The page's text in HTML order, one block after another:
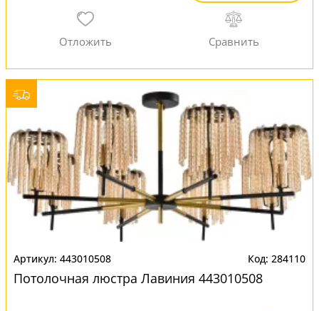
443010508 284110
Потолочная люстра Лавиния 443010508